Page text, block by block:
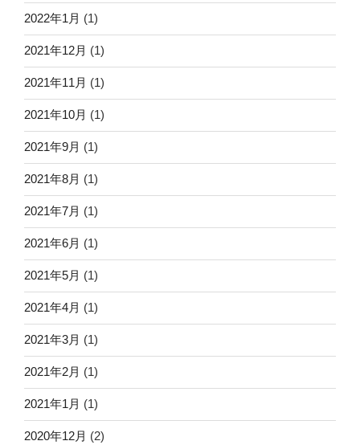
2022年1月 (1)
2021年12月 (1)
2021年11月 (1)
2021年10月 (1)
2021年9月 (1)
2021年8月 (1)
2021年7月 (1)
2021年6月 (1)
2021年5月 (1)
2021年4月 (1)
2021年3月 (1)
2021年2月 (1)
2021年1月 (1)
2020年12月 (2)